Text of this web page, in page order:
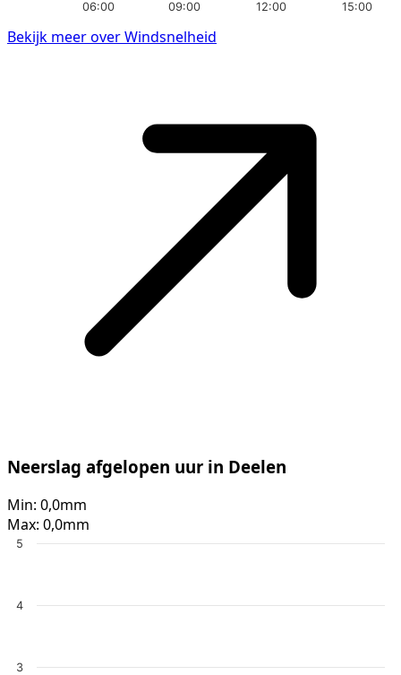
06:00 09:00 12:00 15:00
Bekijk meer over Windsnelheid
Neerslag afgelopen uur in Deelen
Min: 0,0mm
Max: 0,0mm
3
4
5